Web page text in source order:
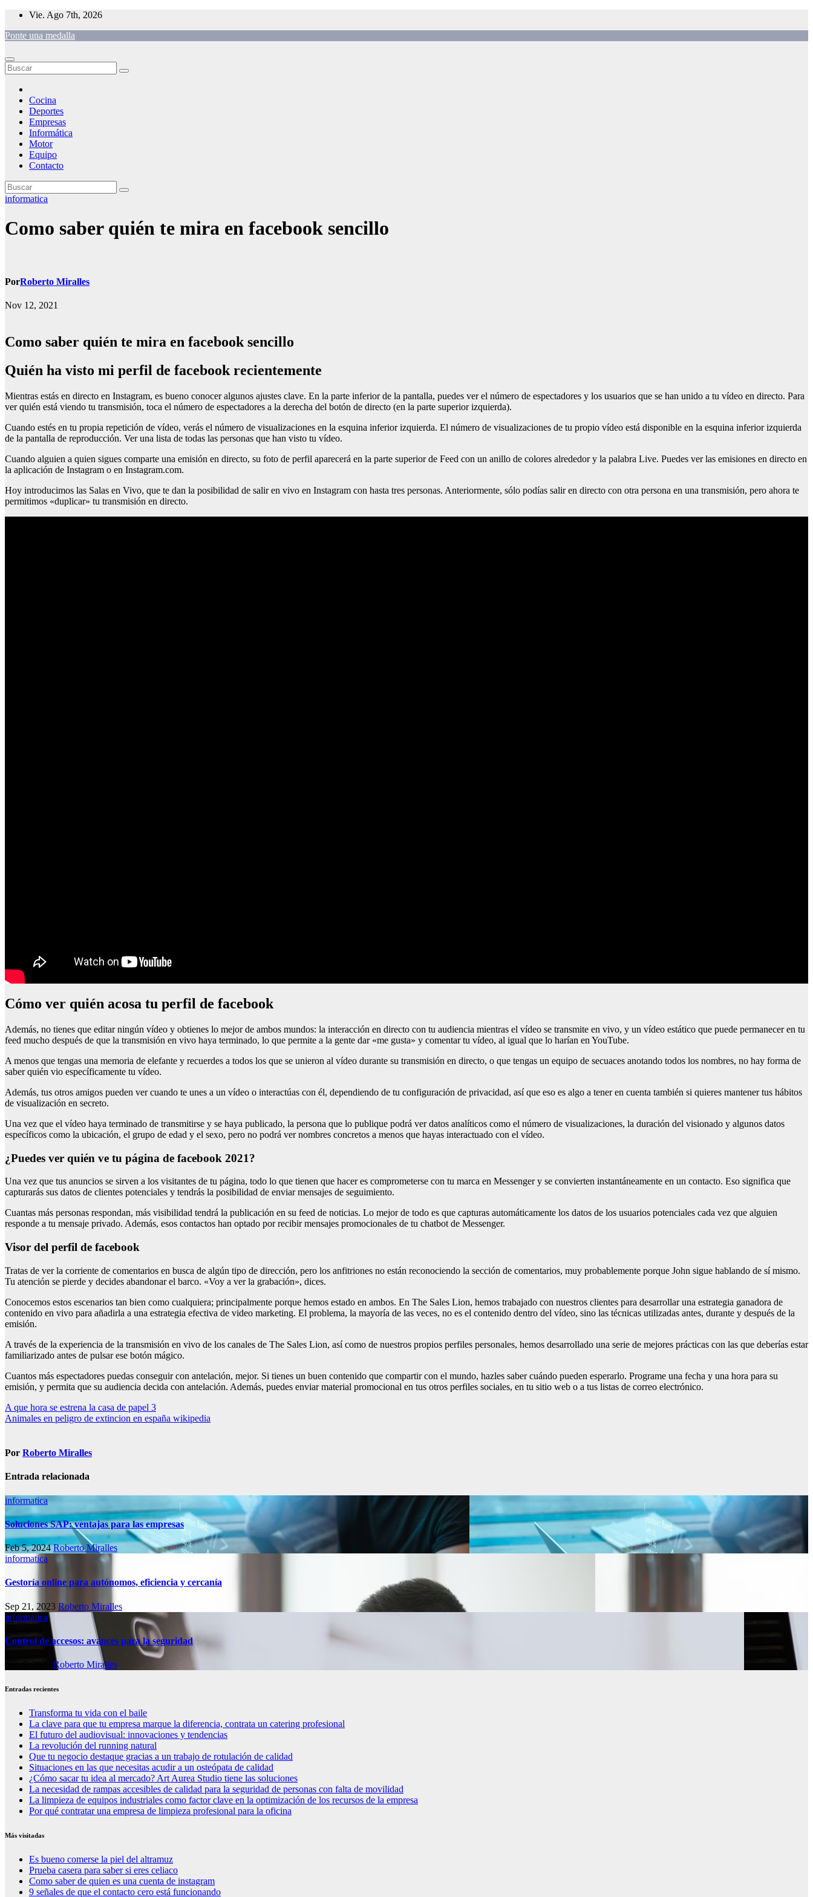
Saltar
contenido
Vie. Ago 7th, 2026
Ponte una medalla
Cocina
Deportes
Empresas
Informática
Motor
Equipo
Contacto
informatica
Como saber quién te mira en facebook sencillo
PorRoberto Miralles
Nov 12, 2021
Como saber quién te mira en facebook sencillo
Quién ha visto mi perfil de facebook recientemente
Mientras estás en directo en Instagram, es bueno conocer algunos ajustes clave. En la parte inferior de la pantalla, puedes ver el número de espectadores y los usuarios que se han unido a tu vídeo en directo. Para
ver quién está viendo tu transmisión, toca el número de espectadores a la derecha del botón de directo (en la parte superior izquierda).
Cuando estés en tu propia repetición de vídeo, verás el número de visualizaciones en la esquina inferior izquierda. El número de visualizaciones de tu propio vídeo está disponible en la esquina inferior izquierda
de la pantalla de reproducción. Ver una lista de todas las personas que han visto tu vídeo.
Cuando alguien a quien sigues comparte una emisión en directo, su foto de perfil aparecerá en la parte superior de Feed con un anillo de colores alrededor y la palabra Live. Puedes ver las emisiones en directo en
la aplicación de Instagram o en Instagram.com.
Hoy introducimos las Salas en Vivo, que te dan la posibilidad de salir en vivo en Instagram con hasta tres personas. Anteriormente, sólo podías salir en directo con otra persona en una transmisión, pero ahora te
permitimos «duplicar» tu transmisión en directo.
Cómo ver quién acosa tu perfil de facebook
Además, no tienes que editar ningún vídeo y obtienes lo mejor de ambos mundos: la interacción en directo con tu audiencia mientras el vídeo se transmite en vivo, y un vídeo estático que puede permanecer en tu
feed mucho después de que la transmisión en vivo haya terminado, lo que permite a la gente dar «me gusta» y comentar tu vídeo, al igual que lo harían en YouTube.
A menos que tengas una memoria de elefante y recuerdes a todos los que se unieron al vídeo durante su transmisión en directo, o que tengas un equipo de secuaces anotando todos los nombres, no hay forma de
saber quién vio específicamente tu vídeo.
Además, tus otros amigos pueden ver cuando te unes a un vídeo o interactúas con él, dependiendo de tu configuración de privacidad, así que eso es algo a tener en cuenta también si quieres mantener tus hábitos
de visualización en secreto.
Una vez que el vídeo haya terminado de transmitirse y se haya publicado, la persona que lo publique podrá ver datos analíticos como el número de visualizaciones, la duración del visionado y algunos datos
específicos como la ubicación, el grupo de edad y el sexo, pero no podrá ver nombres concretos a menos que hayas interactuado con el vídeo.
¿puedes ver quién ve tu página de facebook 2021?
Una vez que tus anuncios se sirven a los visitantes de tu página, todo lo que tienen que hacer es comprometerse con tu marca en Messenger y se convierten instantáneamente en un contacto. Eso significa que
capturarás sus datos de clientes potenciales y tendrás la posibilidad de enviar mensajes de seguimiento.
Cuantas más personas respondan, más visibilidad tendrá la publicación en su feed de noticias. Lo mejor de todo es que capturas automáticamente los datos de los usuarios potenciales cada vez que alguien
responde a tu mensaje privado. Además, esos contactos han optado por recibir mensajes promocionales de tu chatbot de Messenger.
Visor del perfil de facebook
Tratas de ver la corriente de comentarios en busca de algún tipo de dirección, pero los anfitriones no están reconociendo la sección de comentarios, muy probablemente porque John sigue hablando de sí mismo.
Tu atención se pierde y decides abandonar el barco. «Voy a ver la grabación», dices.
Conocemos estos escenarios tan bien como cualquiera; principalmente porque hemos estado en ambos. En The Sales Lion, hemos trabajado con nuestros clientes para desarrollar una estrategia ganadora de
contenido en vivo para añadirla a una estrategia efectiva de video marketing. El problema, la mayoría de las veces, no es el contenido dentro del vídeo, sino las técnicas utilizadas antes, durante y después de la
emisión.
A través de la experiencia de la transmisión en vivo de los canales de The Sales Lion, así como de nuestros propios perfiles personales, hemos desarrollado una serie de mejores prácticas con las que deberías estar
familiarizado antes de pulsar ese botón mágico.
Cuantos más espectadores puedas conseguir con antelación, mejor. Si tienes un buen contenido que compartir con el mundo, hazles saber cuándo pueden esperarlo. Programe una fecha y una hora para su
emisión, y permita que su audiencia decida con antelación. Además, puedes enviar material promocional en tus otros perfiles sociales, en tu sitio web o a tus listas de correo electrónico.
Navegación
de
A que hora se estrena la casa de papel 3
Animales en peligro de extincion en españa wikipedia
Por Roberto Miralles
Entrada relacionada
informatica
Soluciones SAP: ventajas para las empresas
Feb 5, 2024Roberto Miralles
informatica
Gestoría online para autónomos, eficiencia y cercanía
Sep 21, 2023 Roberto Miralles
informatica
Control de accesos: avances para la seguridad
Roberto Miralles
Entradas recientes
Transforma tu vida con el baile
La clave para que tu empresa marque la diferencia, contrata un catering profesional
El futuro del audiovisual: innovaciones y tendencias
La revolución del running natural
Que tu negocio destaque gracias a un trabajo de rotulación de calidad
Situaciones en las que necesitas acudir a un osteópata de calidad
¿Cómo sacar tu idea al mercado? Art Aurea Studio tiene las soluciones
La necesidad de rampas accesibles de calidad para la seguridad de personas con falta de movilidad
La limpieza de equipos industriales como factor clave en la optimización de los recursos de la empresa
Por qué contratar una empresa de limpieza profesional para la oficina
Más visitadas
Es bueno comerse la piel del altramuz
Prueba casera para saber si eres celiaco
Como saber de quien es una cuenta de instagram
9 señales de que el contacto cero está funcionando